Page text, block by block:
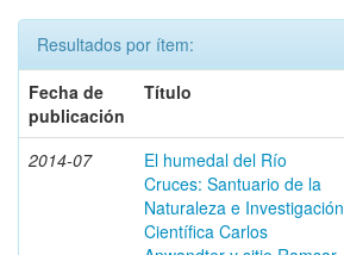
Resultados por ítem:
Fecha de
publicación
Título
2014-07
El humedal del Río
Cruces: Santuario de la
Naturaleza e Investigación
Científica Carlos